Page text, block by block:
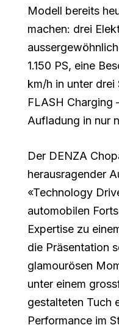
Modell bereits
machen: drei
1.150 PS, eine
km/h in unter
FLASH Charging
Aufladung in nur
Der DENZA
herausragender
«Technology
automobilen
Expertise zu
die Präsentation
glamourösen
unter einem
gestalteten Tuch
Performance im